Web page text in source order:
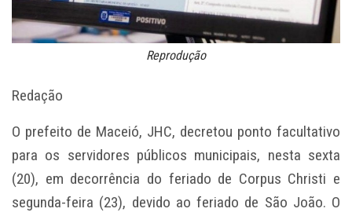
Reprodução
Redação
O prefeito de Maceió, JHC, decretou ponto facultativo
para os servidores públicos municipais, nesta sexta
(20), em decorrência do feriado de Corpus Christi e
segunda-feira (23), devido ao feriado de São João. O